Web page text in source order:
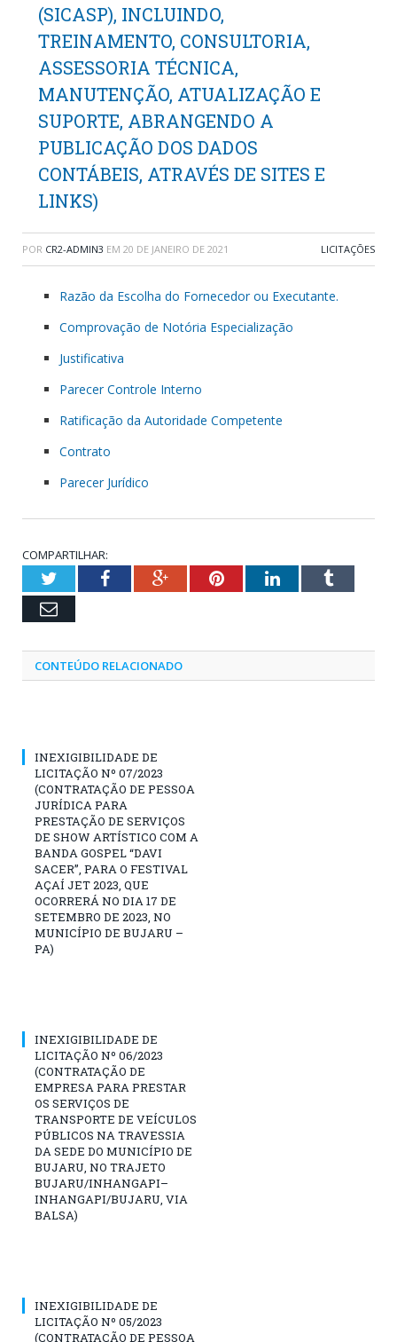
(SICASP), INCLUINDO,
TREINAMENTO, CONSULTORIA,
ASSESSORIA TÉCNICA,
MANUTENÇÃO, ATUALIZAÇÃO E
SUPORTE, ABRANGENDO A
PUBLICAÇÃO DOS DADOS
CONTÁBEIS, ATRAVÉS DE SITES E
LINKS)
POR CR2-ADMIN3 EM 20 DE JANEIRO DE 2021 LICITAÇÕES
Razão da Escolha do Fornecedor ou Executante.
Comprovação de Notória Especialização
Justificativa
Parecer Controle Interno
Ratificação da Autoridade Competente
Contrato
Parecer Jurídico
COMPARTILHAR:
TwitterFacebookGoogle+PinterestLinkedInTumblr
Email
CONTEÚDO RELACIONADO
INEXIGIBILIDADE DE
LICITAÇÃO Nº 07/2023
(CONTRATAÇÃO DE PESSOA
JURÍDICA PARA
PRESTAÇÃO DE SERVIÇOS
DE SHOW ARTÍSTICO COM A
BANDA GOSPEL “DAVI
SACER”, PARA O FESTIVAL
AÇAÍ JET 2023, QUE
OCORRERÁ NO DIA 17 DE
SETEMBRO DE 2023, NO
MUNICÍPIO DE BUJARU –
PA)
INEXIGIBILIDADE DE
LICITAÇÃO Nº 06/2023
(CONTRATAÇÃO DE
EMPRESA PARA PRESTAR
OS SERVIÇOS DE
TRANSPORTE DE VEÍCULOS
PÚBLICOS NA TRAVESSIA
DA SEDE DO MUNICÍPIO DE
BUJARU, NO TRAJETO
BUJARU/INHANGAPI–
INHANGAPI/BUJARU, VIA
BALSA)
INEXIGIBILIDADE DE
LICITAÇÃO Nº 05/2023
(CONTRATAÇÃO DE PESSOA